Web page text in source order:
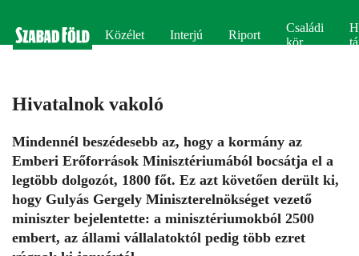
Közélet Interjú Riport
Családi
kör
Hivatalnok vakoló
Mindennél beszédesebb az, hogy a kormány az
Emberi Erőforrások Minisztériumából bocsátja el a
legtöbb dolgozót, 1800 főt. Ez azt követően derült ki,
hogy Gulyás Gergely Miniszterelnökséget vezető
miniszter bejelentette: a minisztériumokból 2500
embert, az állami vállalatoktól pedig több ezret